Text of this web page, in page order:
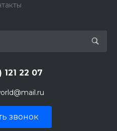
121 22 07
звонок